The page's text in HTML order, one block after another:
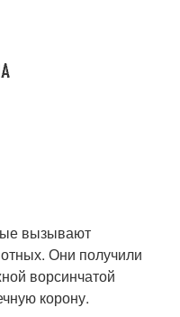
вызывают
Они получили
ворсинчатой
корону.